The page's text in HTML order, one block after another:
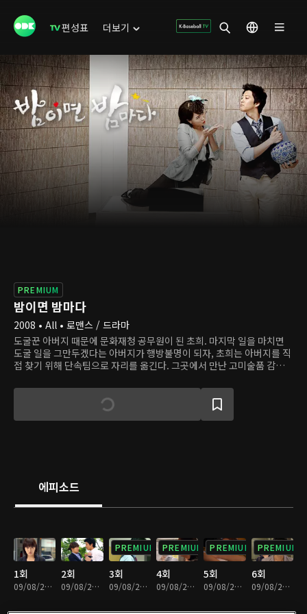
편성표 더보기
PREMIUM
밤이면 밤마다
2008 • All • 로맨스 / 드라마
도굴꾼 아버지 때문에 문화재청 공무원이 된 초희. 마지막 일을 마치면
도굴 일을 그만두겠다는 아버지가 행방불명이 되자, 초희는 아버지를 직
접 찾기 위해 단속팀으로 자리를 옮긴다. 그곳에서 만난 고미술품 감정
보이는 사람. 하지만 초희는 범상이 남들에게 숨기고 싶은 본모습을 알아
보고, 두 사람은 만날 때마다 다툰다. 아니, 다투는 게 맞을까? 사랑에 빠
에피소드
1회
09/08/2023 • 1시간 12분
2회
09/08/2023 • 1시간 10분
PREMIUM
3회
09/08/2023 • 1시간 9분
PREMIUM
4회
09/08/2023 • 1시간 11분
PREMIUM
5회
09/08/2023 • 1시간 4분
PREMIUM
6회
09/08/2023 • 59분